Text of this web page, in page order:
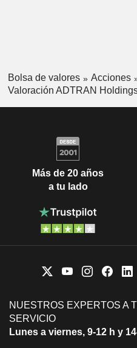
Bolsa de valores Acciones
Valoración ADTRAN
Más de 20 años
a tu lado
NUESTROS EXPERTOS A
SERVICIO
Lunes a viernes, 9-12 h y